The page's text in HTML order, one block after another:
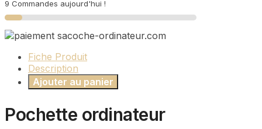
-
Palmier
9 Commandes aujourd'hui !
Fiche Produit
Description
Ajouter au panier
Pochette ordinateur